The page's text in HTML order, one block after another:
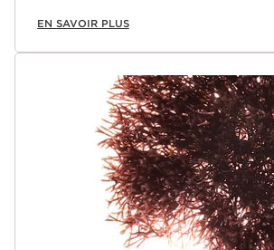
EN SAVOIR PLUS